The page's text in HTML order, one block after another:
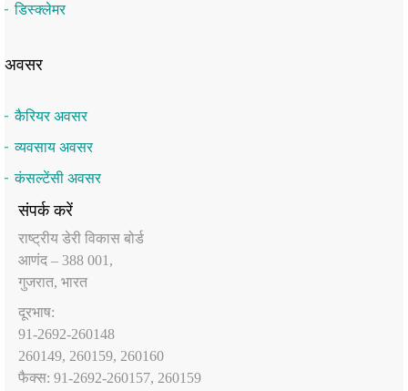
डिस्क्लेमर
अवसर
कैरियर अवसर
व्यवसाय अवसर
कंसल्टेंसी अवसर
संपर्क करें
राष्‍ट्रीय डेरी विकास बोर्ड
आणंद – 388 001,
गुजरात, भारत
दूरभाष:
91-2692-260148
260149, 260159, 260160
फैक्‍स: 91-2692-260157, 260159